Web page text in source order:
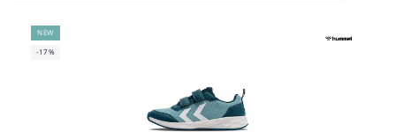
NEW
-17%